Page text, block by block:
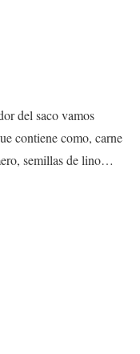
del saco vamos
contiene como, carne
semillas de lino…